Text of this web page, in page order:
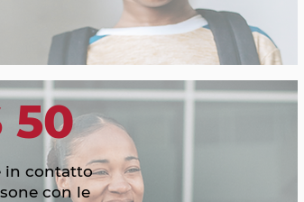
50
in contatto
con le